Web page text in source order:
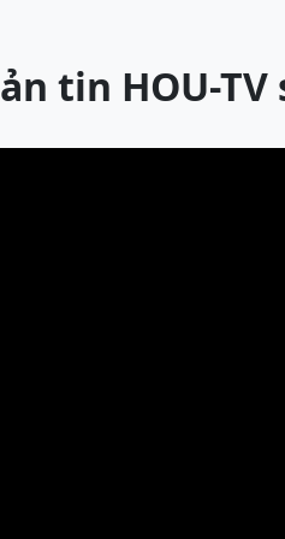
tin HOU-TV